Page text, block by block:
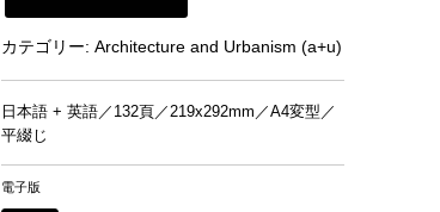
カテゴリー: Architecture and Urbanism (a+u)
日本語 + 英語／132頁／219x292mm／A4変型／
平綴じ
電子版